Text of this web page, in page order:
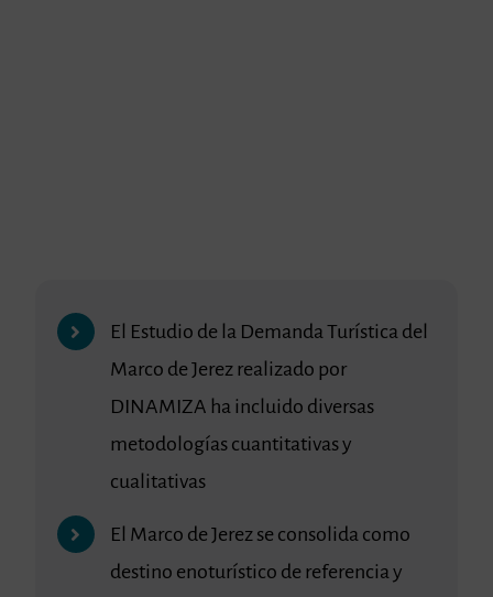
El Estudio de la Demanda Turística del
Marco de Jerez realizado por
DINAMIZA ha incluido diversas
metodologías cuantitativas y
cualitativas
El Marco de Jerez se consolida como
destino enoturístico de referencia y